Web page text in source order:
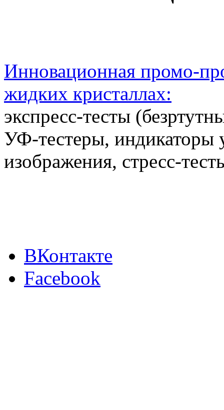
Инновационная промо-
жидких кристаллах:
экспресс-тесты
УФ-тестеры, индикаторы
изображения, стресс-
ВКонтакте
Facebook